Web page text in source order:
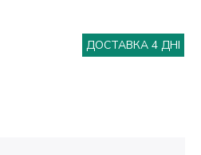
ДОСТАВКА 4 ДНІ